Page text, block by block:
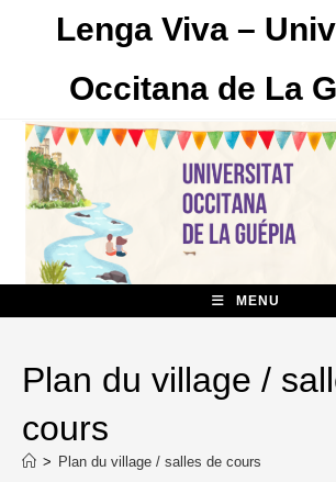
Lenga Viva –
Occitana de La
MENU
Plan du village /
cours
> Plan du village / salles de cours